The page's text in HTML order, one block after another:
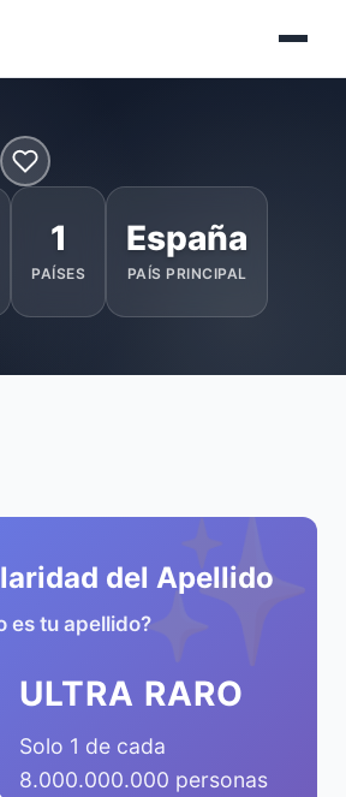
1
PAÍSES
España
PAÍS PRINCIPAL
✨
del Apellido
es tu apellido?
ULTRA RARO
Solo 1 de cada
8.000.000.000 personas